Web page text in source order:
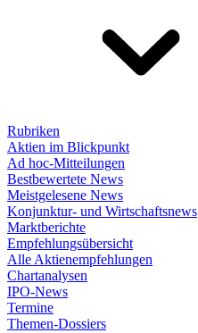
Rubriken
Aktien im Blickpunkt
Ad hoc-Mitteilungen
Bestbewertete News
Meistgelesene News
Konjunktur- und Wirtschaftsnews
Marktberichte
Empfehlungsübersicht
Alle Aktienempfehlungen
Chartanalysen
IPO-News
Termine
Themen-Dossiers